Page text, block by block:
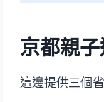
京都親
這邊提供三個